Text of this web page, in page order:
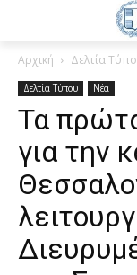
Αρχική Δελτία
Δελτία Τύπου Νέα
Τα
για την